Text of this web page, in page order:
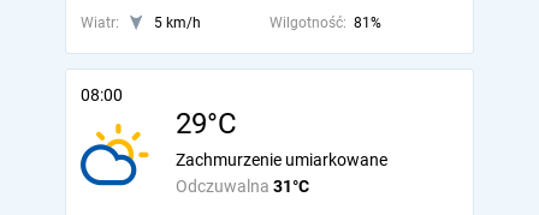
Wiatr: 5 km/h Wilgotność: 81%
08:00
29°C
Odczuwalna 31°C
Zachmurzenie umiarkowane